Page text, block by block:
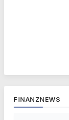
FINANZNEWS